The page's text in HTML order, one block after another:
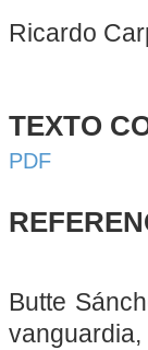
Ricardo
TEXTO
PDF
Butte